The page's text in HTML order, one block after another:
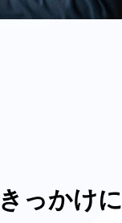
っかけに